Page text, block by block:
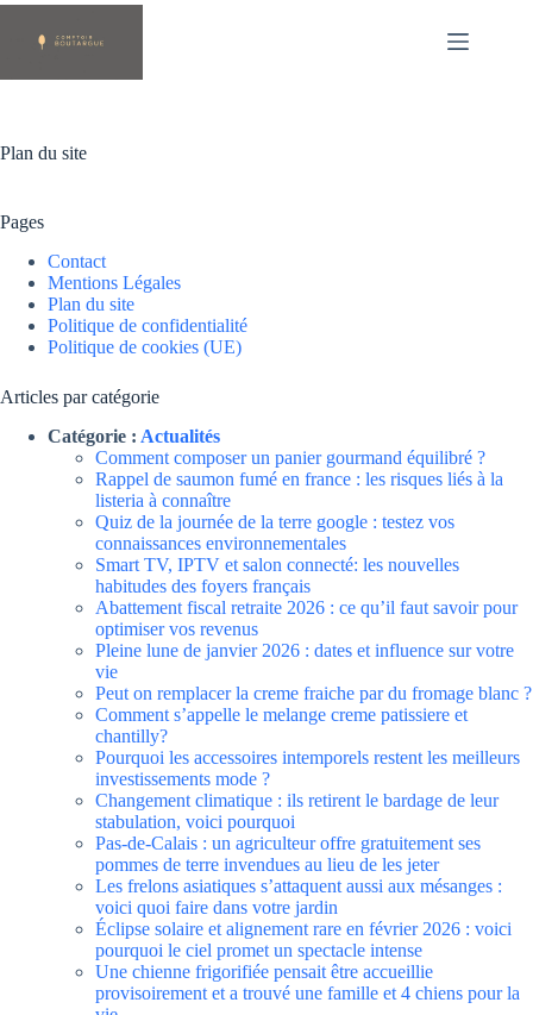
Passer
contenu
Plan du site
Pages
Contact
Mentions Légales
Plan du site
Politique de confidentialité
Politique de cookies (UE)
Articles par catégorie
Catégorie : Actualités
Comment composer un panier gourmand équilibré ?
Rappel de saumon fumé en france : les risques liés à la
listeria à connaître
Quiz de la journée de la terre google : testez vos
connaissances environnementales
Smart TV, IPTV et salon connecté: les nouvelles
habitudes des foyers français
Abattement fiscal retraite 2026 : ce qu’il faut savoir pour
optimiser vos revenus
Pleine lune de janvier 2026 : dates et influence sur votre
vie
Peut on remplacer la creme fraiche par du fromage blanc ?
Comment s’appelle le melange creme patissiere et
chantilly?
Pourquoi les accessoires intemporels restent les meilleurs
investissements mode ?
Changement climatique : ils retirent le bardage de leur
stabulation, voici pourquoi
Pas-de-Calais : un agriculteur offre gratuitement ses
pommes de terre invendues au lieu de les jeter
Les frelons asiatiques s’attaquent aussi aux mésanges :
voici quoi faire dans votre jardin
Éclipse solaire et alignement rare en février 2026 : voici
pourquoi le ciel promet un spectacle intense
Une chienne frigorifiée pensait être accueillie
provisoirement et a trouvé une famille et 4 chiens pour la